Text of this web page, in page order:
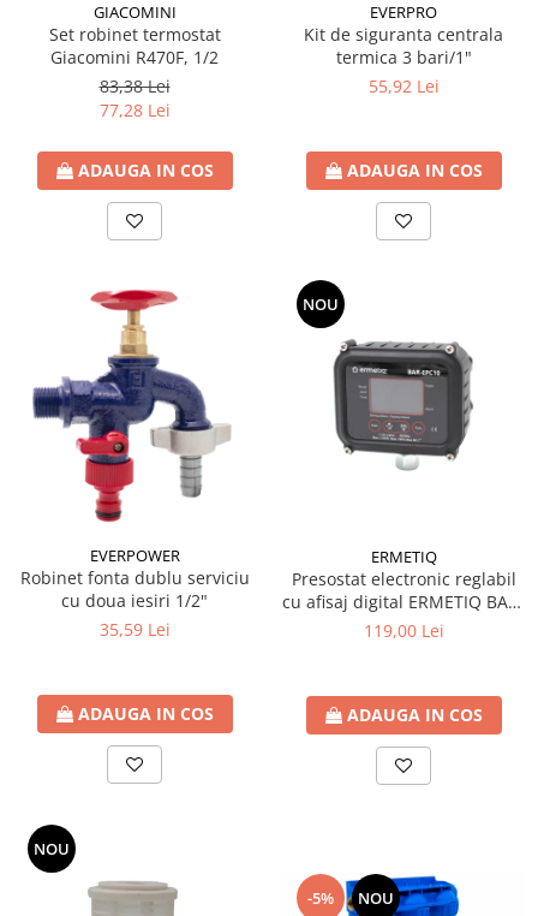
GIACOMINI
Set robinet termostat
Giacomini R470F, 1/2
83,38 Lei
77,28 Lei
ADAUGA IN COS
EVERPRO
Kit de siguranta centrala
termica 3 bari/1"
55,92 Lei
ADAUGA IN COS
EVERPOWER
Robinet fonta dublu serviciu
cu doua iesiri 1/2"
35,59 Lei
ADAUGA IN COS
NOU
ERMETIQ
Presostat electronic reglabil
cu afisaj digital ERMETIQ BAR-
EPC10
119,00 Lei
ADAUGA IN COS
NOU
-5% NOU